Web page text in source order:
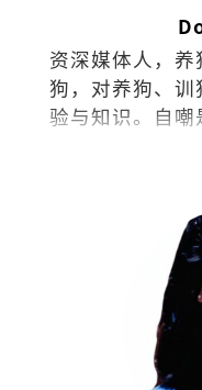
资深媒体人，
狗，对养狗、
验与知识。自
狗探脉与接生